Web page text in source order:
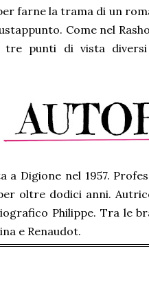
farne la trama di un
Come nel
tre punti di vista
a Digione nel 1957.
oltre dodici anni.
Philippe. Tra le
e Renaudot.